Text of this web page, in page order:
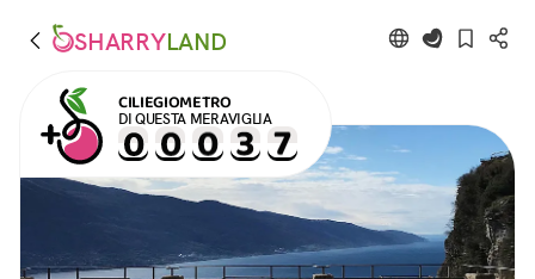
SHARRYLAND
CILIEGIOMETRO
DI QUESTA MERAVIGLIA